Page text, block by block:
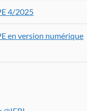
4/2025
en version numérique